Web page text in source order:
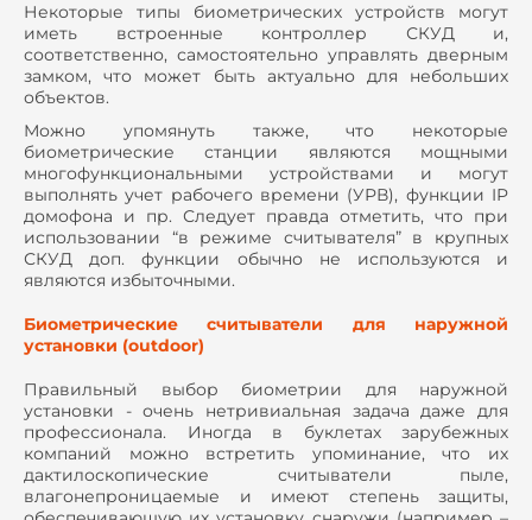
Некоторые типы биометрических устройств могут
иметь встроенные контроллер СКУД и,
соответственно, самостоятельно управлять дверным
замком, что может быть актуально для небольших
объектов.
Можно упомянуть также, что некоторые
биометрические станции являются мощными
многофункциональными устройствами и могут
выполнять учет рабочего времени (УРВ), функции IP
домофона и пр. Следует правда отметить, что при
использовании “в режиме считывателя” в крупных
СКУД доп. функции обычно не используются и
являются избыточными.
Биометрические считыватели для наружной
установки (outdoor)
Правильный выбор биометрии для наружной
установки - очень нетривиальная задача даже для
профессионала. Иногда в буклетах зарубежных
компаний можно встретить упоминание, что их
дактилоскопические считыватели пыле,
влагонепроницаемые и имеют степень защиты,